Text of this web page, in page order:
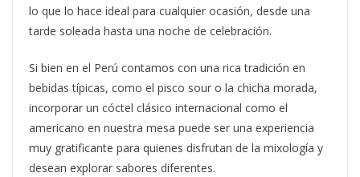
lo que lo hace ideal para cualquier ocasión, desde una
tarde soleada hasta una noche de celebración.
Si bien en el Perú contamos con una rica tradición en
bebidas típicas, como el pisco sour o la chicha morada,
incorporar un cóctel clásico internacional como el
americano en nuestra mesa puede ser una experiencia
muy gratificante para quienes disfrutan de la mixología y
desean explorar sabores diferentes.